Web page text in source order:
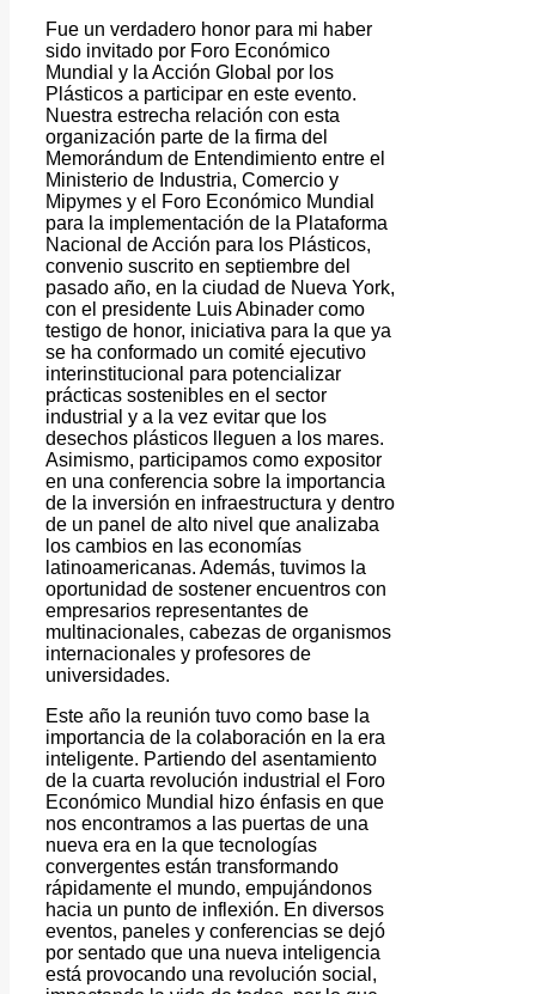
Fue un verdadero honor para mi haber
sido invitado por Foro Económico
Mundial y la Acción Global por los
Plásticos a participar en este evento.
Nuestra estrecha relación con esta
organización parte de la firma del
Memorándum de Entendimiento entre el
Ministerio de Industria, Comercio y
Mipymes y el Foro Económico Mundial
para la implementación de la Plataforma
Nacional de Acción para los Plásticos,
convenio suscrito en septiembre del
pasado año, en la ciudad de Nueva York,
con el presidente Luis Abinader como
testigo de honor, iniciativa para la que ya
se ha conformado un comité ejecutivo
interinstitucional para potencializar
prácticas sostenibles en el sector
industrial y a la vez evitar que los
desechos plásticos lleguen a los mares.
Asimismo, participamos como expositor
en una conferencia sobre la importancia
de la inversión en infraestructura y dentro
de un panel de alto nivel que analizaba
los cambios en las economías
latinoamericanas. Además, tuvimos la
oportunidad de sostener encuentros con
empresarios representantes de
multinacionales, cabezas de organismos
internacionales y profesores de
universidades.
Este año la reunión tuvo como base la
importancia de la colaboración en la era
inteligente. Partiendo del asentamiento
de la cuarta revolución industrial el Foro
Económico Mundial hizo énfasis en que
nos encontramos a las puertas de una
nueva era en la que tecnologías
convergentes están transformando
rápidamente el mundo, empujándonos
hacia un punto de inflexión. En diversos
eventos, paneles y conferencias se dejó
por sentado que una nueva inteligencia
está provocando una revolución social,